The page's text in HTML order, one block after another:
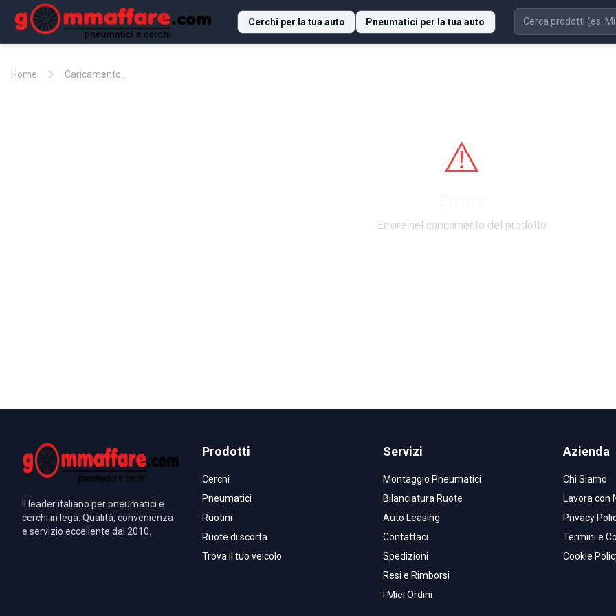
Cerchi per la tua auto Pneumatici per la tua auto
Home chevron_right Caricamento...
⚠️
Errore nel caricamento del prodotto
Il leader italiano per pneumatici e
cerchi in lega. Qualità, convenienza
e servizio eccellente dal 2010.
Prodotti
Cerchi
Pneumatici
Ruotini
Ruote di scorta
Trova il tuo veicolo
Servizi
Montaggio Pneumatici
Bilanciatura Ruote
Auto Leasing
Contattaci
Spedizioni
Resi e Rimborsi
I Miei Ordini
Azienda
Chi Siamo
Lavora con
Privacy
Termini e
Cookie